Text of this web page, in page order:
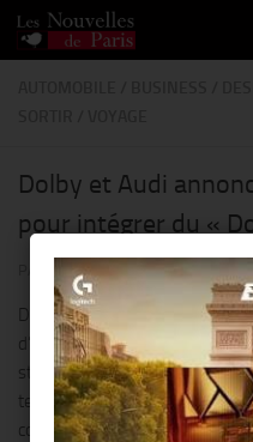
Skip to content
Dolby et Audi
pour intégrer du «
THIERRY KER · PUBLIÉ23
Dolby Laboratories, Inc. (NYSE :
d’expériences de
stratégique avec le
technologie Dolby Atmos®
constructeur automobile